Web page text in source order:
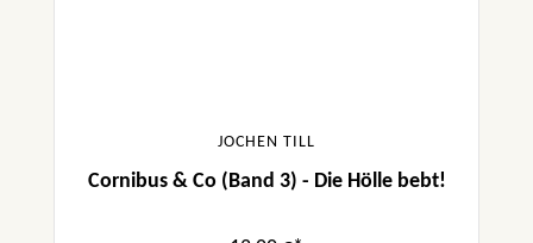
JOCHEN TILL
Cornibus & Co (Band 3) - Die Hölle bebt!